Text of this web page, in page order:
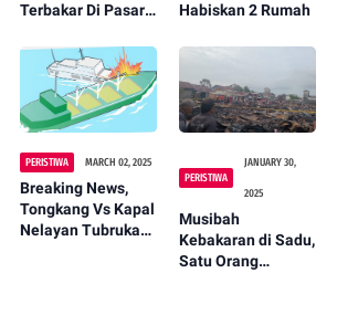
Terbakar Di Pasar
Habiskan 2 Rumah
PERISTIWA MARCH 02, 2025
Breaking News,
Tongkang Vs Kapal
Nelayan Tubrukan,
PERISTIWA
JANUARY 30,
2025
Musibah
Kebakaran di Sadu,
Satu Orang